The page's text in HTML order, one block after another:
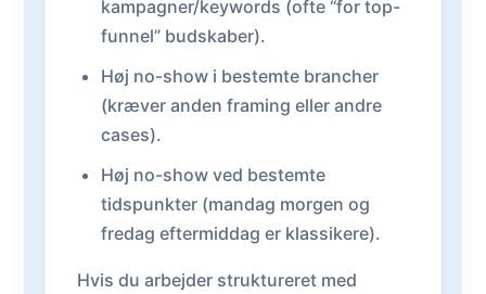
kampagner/keywords (ofte “for top-
funnel” budskaber).
Høj no-show i bestemte brancher
(kræver anden framing eller andre
cases).
Høj no-show ved bestemte
tidspunkter (mandag morgen og
fredag eftermiddag er klassikere).
Hvis du arbejder struktureret med